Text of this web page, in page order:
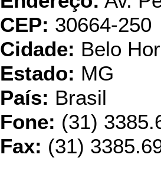
CEP: 30664-250
Cidade: Belo
Estado: MG
País: Brasil
Fone: (31)
Fax: (31)